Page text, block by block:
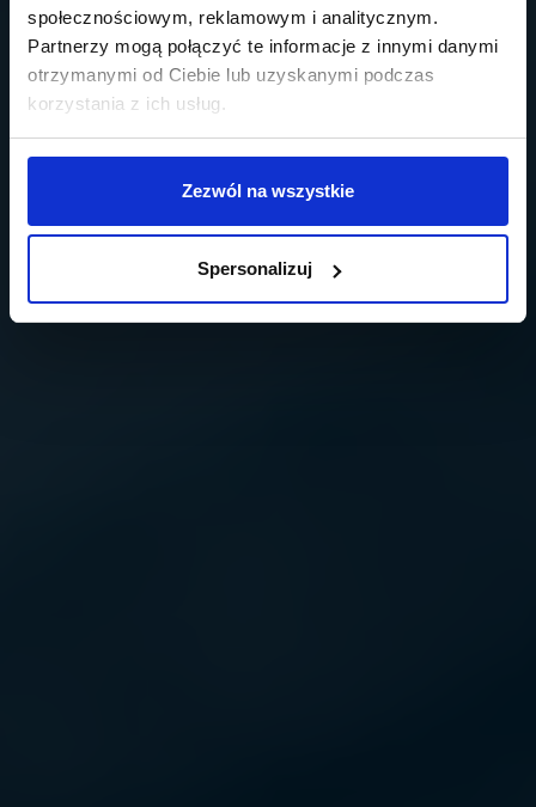
społecznościowym, reklamowym i analitycznym.
Partnerzy mogą połączyć te informacje z innymi danymi
otrzymanymi od Ciebie lub uzyskanymi podczas
korzystania z ich usług.
Zezwól na wszystkie
Spersonalizuj